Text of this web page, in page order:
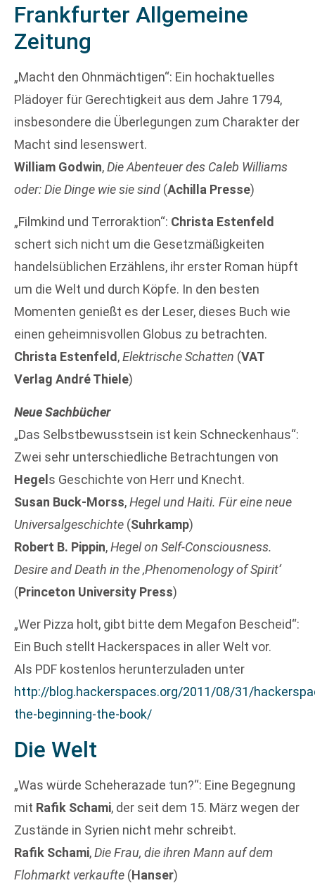
Frankfurter Allgemeine
Zeitung
„Macht den Ohnmächtigen“: Ein hochaktuelles
Plädoyer für Gerechtigkeit aus dem Jahre 1794,
insbesondere die Überlegungen zum Charakter der
Macht sind lesenswert.
William Godwin,Die Abenteuer des Caleb Williams
oder: Die Dinge wie sie sind (Achilla Presse)
„Filmkind und Terroraktion“: Christa Estenfeld
schert sich nicht um die Gesetzmäßigkeiten
handelsüblichen Erzählens, ihr erster Roman hüpft
um die Welt und durch Köpfe. In den besten
Momenten genießt es der Leser, dieses Buch wie
einen geheimnisvollen Globus zu betrachten.
Christa Estenfeld,Elektrische Schatten (VAT
Verlag André Thiele)
Neue Sachbücher
„Das Selbstbewusstsein ist kein Schneckenhaus“:
Zwei sehr unterschiedliche Betrachtungen von
Hegels Geschichte von Herr und Knecht.
Susan Buck-Morss,Hegel und Haiti. Für eine neue
Universalgeschichte (Suhrkamp)
Robert B. Pippin,Hegel on Self-Consciousness.
Desire and Death in the ‚Phenomenology of Spirit‘
(Princeton University Press)
„Wer Pizza holt, gibt bitte dem Megafon Bescheid“:
Ein Buch stellt Hackerspaces in aller Welt vor.
Als PDF kostenlos herunterzuladen unter
http://blog.hackerspaces.org/2011/08/31/
the-beginning-the-book/
Die Welt
„Was würde Scheherazade tun?“: Eine Begegnung
mit Rafik Schami, der seit dem 15. März wegen der
Zustände in Syrien nicht mehr schreibt.
Rafik Schami,Die Frau, die ihren Mann auf dem
Flohmarkt verkaufte (Hanser)